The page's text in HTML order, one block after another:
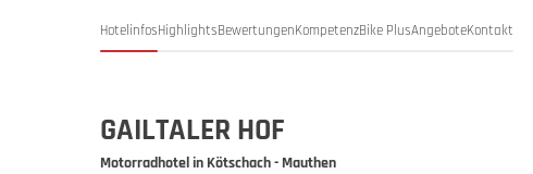
HotelinfosHighlightsBewertungenKompetenzBike PlusAngeboteKontakt
GAILTALER HOF
Motorradhotel in Kötschach - Mauthen